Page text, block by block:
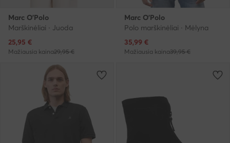
Marc O'Polo
Marškinėliai · Juoda
Dabartinė kaina
25,95 €
Mažiausia kaina29,95 €
Marc O'Polo
Polo marškinėliai · Mėlyna
Dabartinė kaina
35,99 €
Mažiausia kaina39,95 €